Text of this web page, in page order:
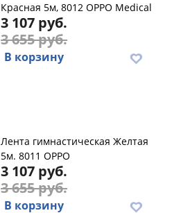
Красная 5м, 8012 OPPO Medical
3 107 руб.
3 655 руб.
В корзину
Лента гимнастическая Желтая
5м. 8011 OPPO
3 107 руб.
3 655 руб.
В корзину